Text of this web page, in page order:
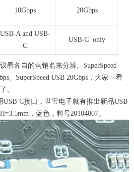
10Gbps 20Gbps
USB-A and USB-
C
USB-C only
看各自的营销名来分辨。SuperSpeed
、SuperSpeed USB 20Gbps，大家一看
。
USB-C接口，世宝电子就有推出新品USB
，蓝色，料号20104007。